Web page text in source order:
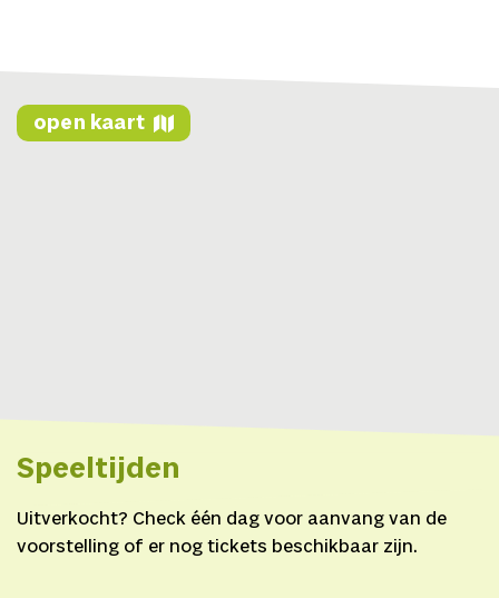
samenwerking met:
Podiumkunsten,
Gemeente Alkmaar, BNG
open kaart
Speeltijden
Uitverkocht? Check één dag voor aanvang van de
voorstelling of er nog tickets beschikbaar zijn.